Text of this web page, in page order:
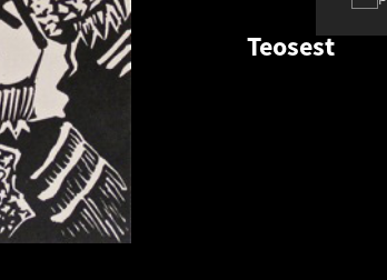
Teosest